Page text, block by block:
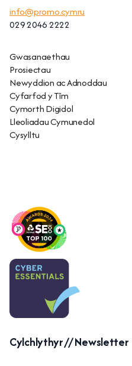
info@promo.cymru
029 2046 2222
Gwasanaethau
Prosiectau
Newyddion ac Adnoddau
Cyfarfod y Tîm
Cymorth Digidol
Lleoliadau Cymunedol
Cysylltu
Cylchlythyr // Newsletter